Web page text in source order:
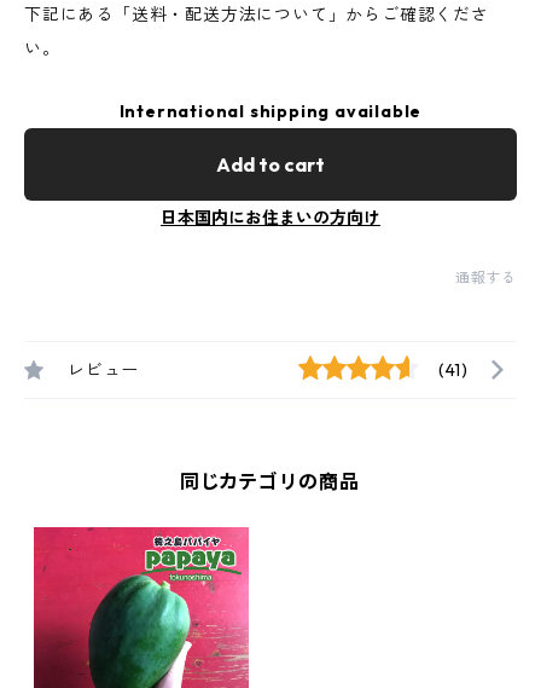
下記にある「送料・配送方法について」からご確認くださ
い。
International shipping available
Add to cart
日本国内にお住まいの方向け
通報する
レビュー (41)
同じカテゴリの商品